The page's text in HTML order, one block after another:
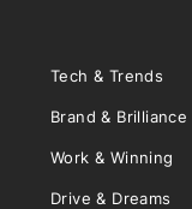
Tech & Trends
Brand & Brilliance
Work & Winning
Drive & Dreams